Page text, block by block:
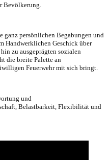
Bevölkerung.
ganz persönlichen Begabungen und
Handwerklichen Geschick über
zu ausgeprägten sozialen
die breite Palette an
Feuerwehr mit sich bringt.
und
Belastbarkeit, Flexibilität und